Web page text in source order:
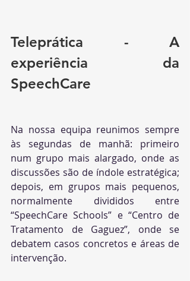
Teleprática - A
experiência da
SpeechCare
Na nossa equipa reunimos sempre
às segundas de manhã: primeiro
num grupo mais alargado, onde as
discussões são de índole estratégica;
depois, em grupos mais pequenos,
normalmente divididos entre
“SpeechCare Schools” e “Centro de
Tratamento de Gaguez”, onde se
debatem casos concretos e áreas de
intervenção.